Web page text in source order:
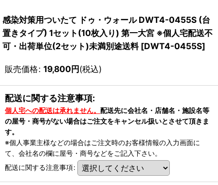
感染対策用ついたて ドゥ・ウォール DWT4-0455S (台
置きタイプ) 1セット(10枚入り) 第一大宮 ※個人宅配送不
可・出荷単位(2セット)未満別途送料 [DWT4-0455S]
販売価格: 19,800円(税込)
配送に関する注意事項:
個人宅への配送は承れません。 配送先に会社名・店舗名・施設名等
の屋号・商号がない場合はご注文をキャンセル扱いとさせて頂きま
す。
※個人事業主様などの場合はご注文時のお客様情報の入力画面に
て、会社名の欄に屋号・商号などをご記入下さい。
配送に関する注意事項: